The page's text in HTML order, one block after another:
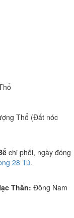
Thổ (Đất nóc
chi phối, ngày đóng
28 Tú.
Thần: Đông Nam